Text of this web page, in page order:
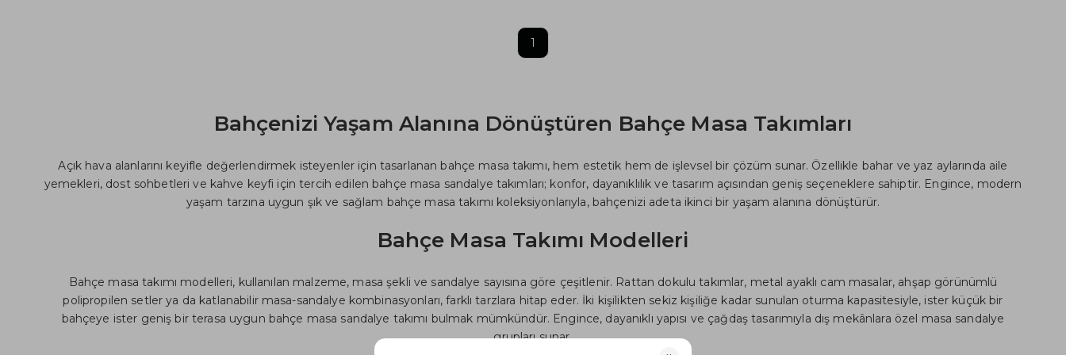
1
Bahçenizi Yaşam Alanına Dönüştüren Bahçe Masa Takımları
Açık hava alanlarını keyifle değerlendirmek isteyenler için tasarlanan bahçe masa takımı, hem estetik hem de işlevsel bir çözüm sunar. Özellikle bahar ve yaz aylarında aile
yemekleri, dost sohbetleri ve kahve keyfi için tercih edilen bahçe masa sandalye takımları; konfor, dayanıklılık ve tasarım açısından geniş seçeneklere sahiptir. Engince, modern
yaşam tarzına uygun şık ve sağlam bahçe masa takımı koleksiyonlarıyla, bahçenizi adeta ikinci bir yaşam alanına dönüştürür.
Bahçe Masa Takımı Modelleri
Bahçe masa takımı modelleri, kullanılan malzeme, masa şekli ve sandalye sayısına göre çeşitlenir. Rattan dokulu takımlar, metal ayaklı cam masalar, ahşap görünümlü
polipropilen setler ya da katlanabilir masa-sandalye kombinasyonları, farklı tarzlara hitap eder. İki kişilikten sekiz kişiliğe kadar sunulan oturma kapasitesiyle, ister küçük bir
bahçeye ister geniş bir terasa uygun bahçe masa sandalye takımı bulmak mümkündür. Engince, dayanıklı yapısı ve çağdaş tasarımıyla dış mekânlara özel masa sandalye
grupları sunar.